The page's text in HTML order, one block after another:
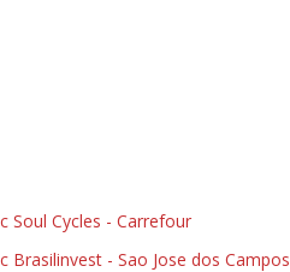
Soul Cycles - Carrefour
Brasilinvest - Sao Jose dos Campos